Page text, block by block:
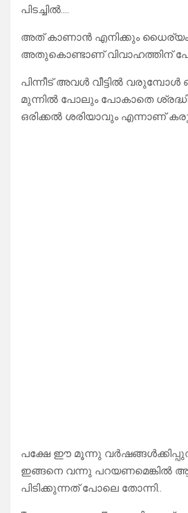
പിടച്ചിൽ….
അത് കാണാൻ എനിക്കും ധൈര്യം
അതുകൊണ്ടാണ് വിവാഹത്തിന്
പിന്നീട് അവൾ വീട്ടിൽ
മുന്നിൽ പോലും പോകാതെ
ഒരിക്കൽ ശരിയാവും എന്നാണ്
പക്ഷേ ഈ മൂന്നു
ഇങ്ങനെ വന്നു പറയണമെങ്കിൽ
പിടിക്കുന്നത് പോലെ തോന്നി..